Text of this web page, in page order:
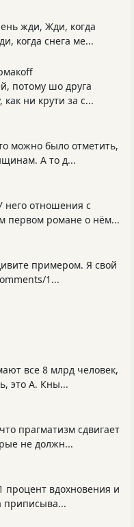
жди, Жди, когда
когда снега ме...
потому шо друга
ни крути за с...
можно было отметить,
А то д...
отношения с
первом романе о нём...
примером. Я свой
1...
все 8 млрд человек,
это А. Кны...
прагматизм сдвигает
не должн...
процент вдохновения и
приписыва...